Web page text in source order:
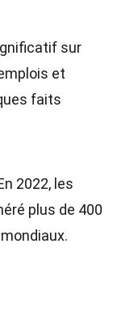
sur
et
faits
2022, les
plus de 400